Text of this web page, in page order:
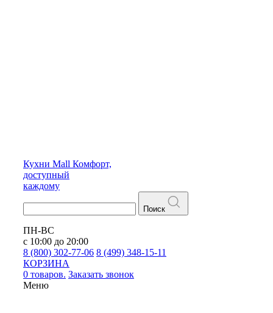
Кухни Mall Комфорт,
доступный
каждому
Поиск
ПН-ВС
с 10:00 до 20:00
8 (800) 302-77-06 8 (499) 348-15-11
КОРЗИНА
0 товаров. Заказать звонок
Меню